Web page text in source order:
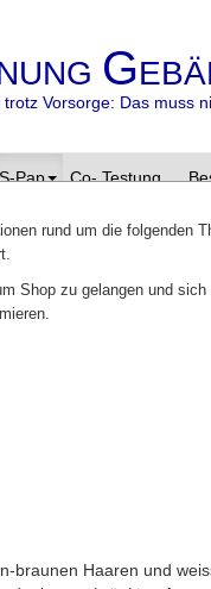
G
trotz Vorsorge: Das muss
S-Pap Co- Testung
S-Pap Test
der neuen
„CIN“ – diese
finden sich auf
zur
Gewebeentnahmen
rund um die folgenden
Shop zu gelangen und sich